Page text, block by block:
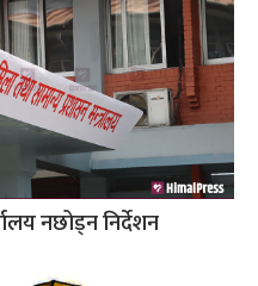
नछोड्न निर्देशन